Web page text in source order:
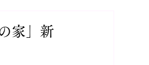
家」新